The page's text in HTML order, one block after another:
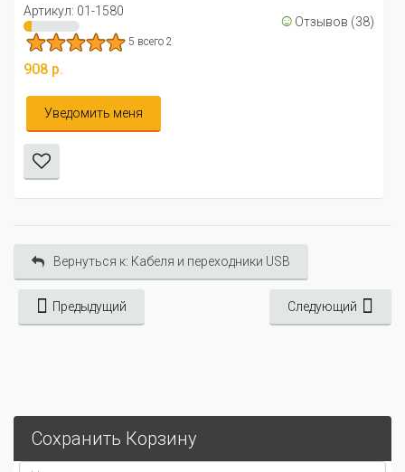
☺
В корзину
Вернуться к: Кабеля и переходники USB
Предыдущий Следующий
Сохранить Корзину